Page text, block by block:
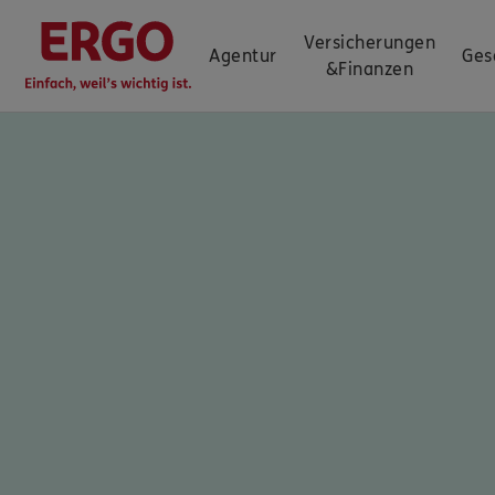
Agentur
Versicherungen
&Finanzen